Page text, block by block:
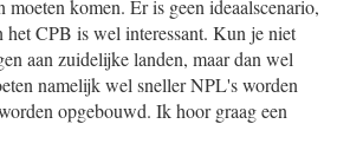
komen. Er is geen ideaalscenario,
het CPB is wel interessant. Kun je niet
aan zuidelijke landen, maar dan wel
namelijk wel sneller NPL's worden
opgebouwd. Ik hoor graag een